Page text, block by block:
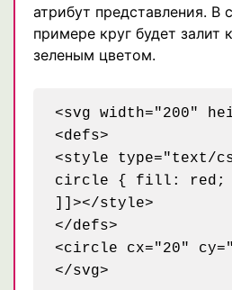
атрибут представления. В
примере круг будет залит
зеленым цветом.
<svg width="200"
<defs>
<style type="text/
circle { fill: red;
]]></style>
</defs>
<circle cx="20"